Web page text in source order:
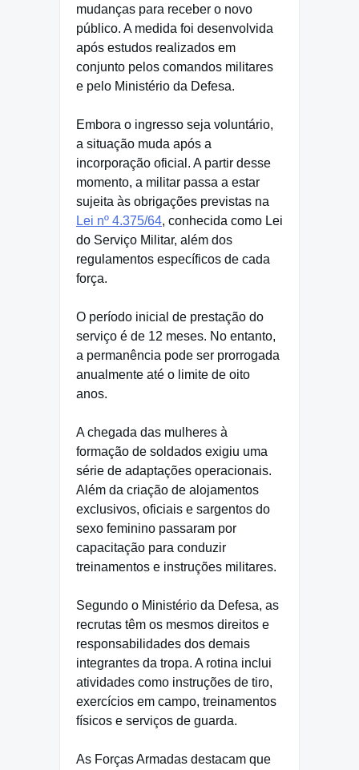
mudanças para receber o novo
público. A medida foi desenvolvida
após estudos realizados em
conjunto pelos comandos militares
e pelo Ministério da Defesa.
Embora o ingresso seja voluntário,
a situação muda após a
incorporação oficial. A partir desse
momento, a militar passa a estar
sujeita às obrigações previstas na
Lei nº 4.375/64, conhecida como Lei
do Serviço Militar, além dos
regulamentos específicos de cada
força.
O período inicial de prestação do
serviço é de 12 meses. No entanto,
a permanência pode ser prorrogada
anualmente até o limite de oito
anos.
A chegada das mulheres à
formação de soldados exigiu uma
série de adaptações operacionais.
Além da criação de alojamentos
exclusivos, oficiais e sargentos do
sexo feminino passaram por
capacitação para conduzir
treinamentos e instruções militares.
Segundo o Ministério da Defesa, as
recrutas têm os mesmos direitos e
responsabilidades dos demais
integrantes da tropa. A rotina inclui
atividades como instruções de tiro,
exercícios em campo, treinamentos
físicos e serviços de guarda.
As Forças Armadas destacam que